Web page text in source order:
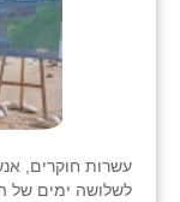
עשרות חוקרים,
לשלושה ימים של